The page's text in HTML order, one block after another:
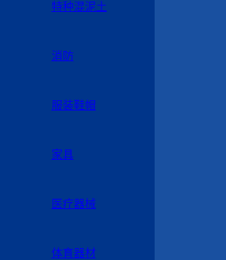
特种混泥土
消防
服装鞋帽
家具
医疗器械
体育器材